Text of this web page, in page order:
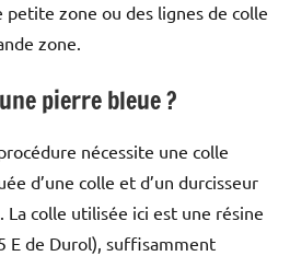
zone ou des lignes de colle
zone.
pierre bleue ?
nécessite une colle
d’une colle et d’un durcisseur
La colle utilisée ici est une résine
E de Durol), suffisamment